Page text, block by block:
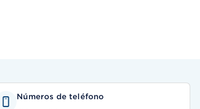
Números de teléfono